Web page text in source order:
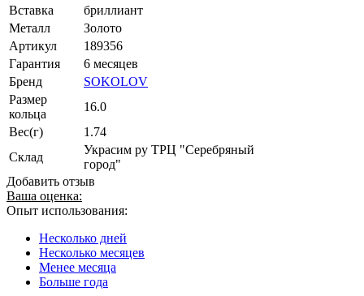
Вставка
бриллиант
Металл
Золото
Артикул
189356
Гарантия
6 месяцев
Бренд
SOKOLOV
Размер
кольца
16.0
Вес(г)
1.74
Склад
Украсим ру ТРЦ "Серебряный
город"
Добавить отзыв
Ваша оценка:
Опыт использования:
Несколько дней
Несколько месяцев
Менее месяца
Больше года